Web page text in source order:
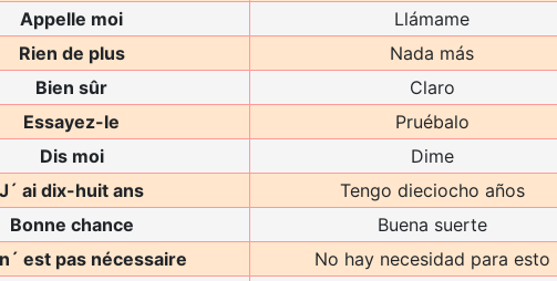
Appelle moi
Llámame
Rien de plus
Nada más
Bien sûr
Claro
Essayez-le
Pruébalo
Dis moi
Dime
J´ ai dix-huit ans
Tengo dieciocho años
Bonne chance
Buena suerte
est pas nécessaire
No hay necesidad para esto